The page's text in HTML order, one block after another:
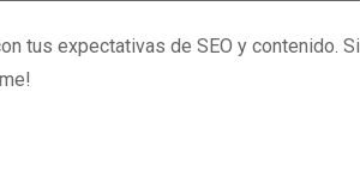
tus expectativas de SEO y contenido. Si